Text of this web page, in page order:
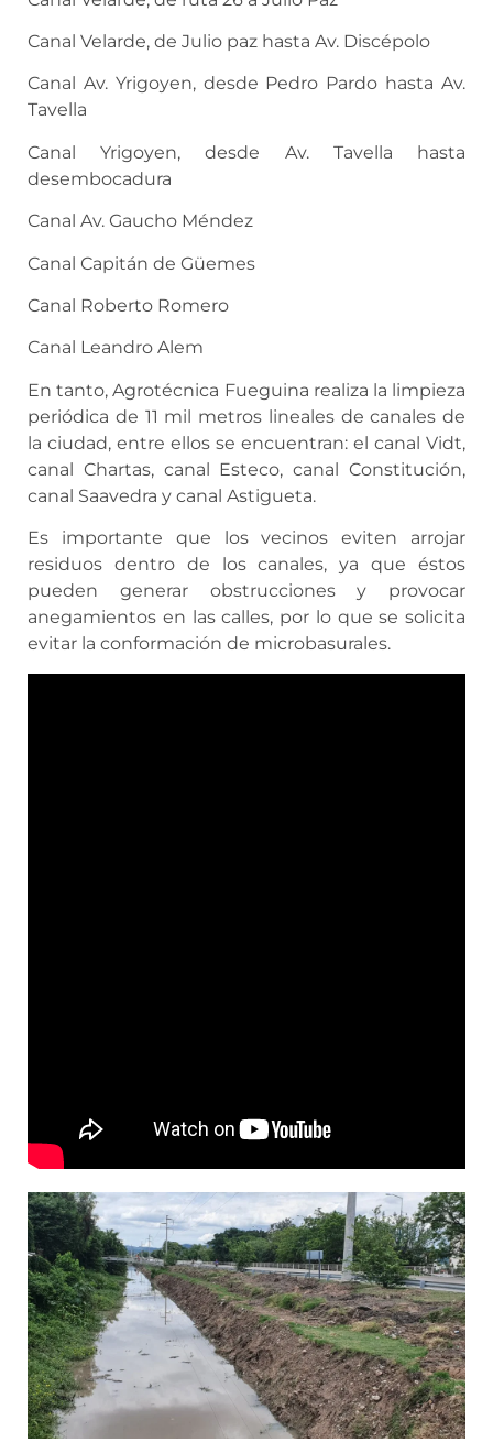
Canal Velarde, de Julio paz hasta Av. Discépolo
Canal Av. Yrigoyen, desde Pedro Pardo hasta Av.
Tavella
Canal Yrigoyen, desde Av. Tavella hasta
desembocadura
Canal Av. Gaucho Méndez
Canal Capitán de Güemes
Canal Roberto Romero
Canal Leandro Alem
En tanto, Agrotécnica Fueguina realiza la limpieza
periódica de 11 mil metros lineales de canales de
la ciudad, entre ellos se encuentran: el canal Vidt,
canal Chartas, canal Esteco, canal Constitución,
canal Saavedra y canal Astigueta.
Es importante que los vecinos eviten arrojar
residuos dentro de los canales, ya que éstos
pueden generar obstrucciones y provocar
anegamientos en las calles, por lo que se solicita
evitar la conformación de microbasurales.